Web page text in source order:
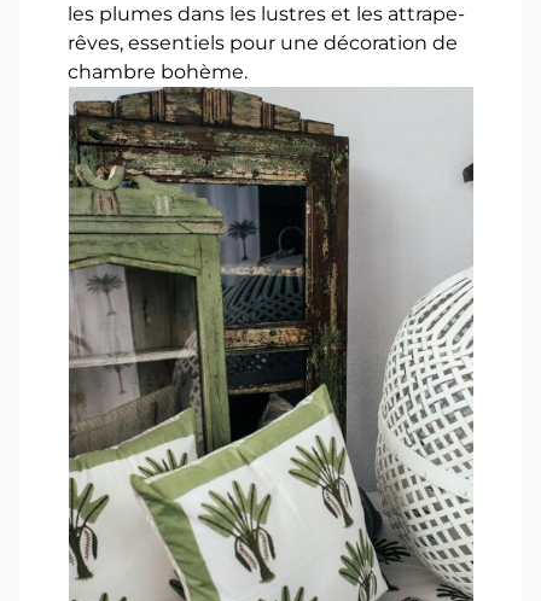
les plumes dans les lustres et les attrape-
rêves, essentiels pour une décoration de
chambre bohème.